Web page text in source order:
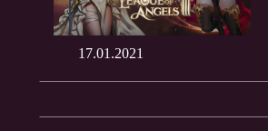
17.01.2021